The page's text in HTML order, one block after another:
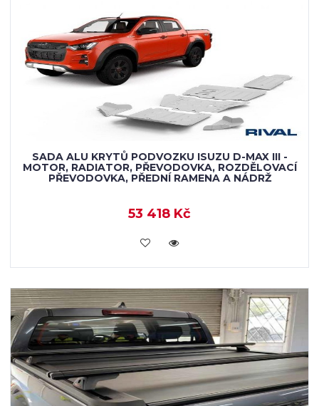
SADA ALU KRYTŮ PODVOZKU ISUZU D-MAX III -
MOTOR, RADIATOR, PŘEVODOVKA, ROZDĚLOVACÍ
PŘEVODOVKA, PŘEDNÍ RAMENA A NÁDRŽ
53 418 Kč
KOUPIT